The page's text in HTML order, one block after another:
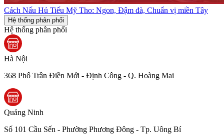
Cách Nấu Hủ Tiếu Mỹ Tho: Ngon, Đậm đà, Chuẩn vị miền Tây
Hệ thống phân phối
Hệ thống phân phối
Hà Nội
368 Phố Trần Điền Mới - Định Công - Q. Hoàng Mai
Quảng Ninh
Số 101 Cầu Sến - Phường Phương Đông - Tp. Uông Bí